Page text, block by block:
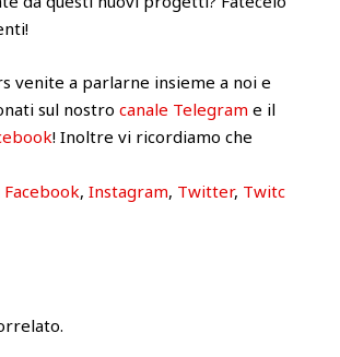
venite a parlarne insieme a noi e
sul nostrocanale Telegram e il
! Inoltre vi ricordiamo che
Facebook,Instagram, Twitter, Twitc